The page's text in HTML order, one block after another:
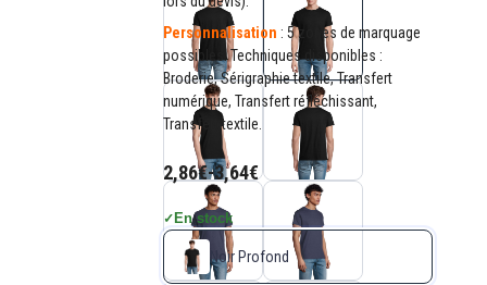
Personnalisation : 5 zones de marquage
possibles. Techniques disponibles :
Broderie, Sérigraphie textile, Transfert
numérique, Transfert réfléchissant,
Transfert textile.
2,86€-3,64€
✓ En stock
Noir Profond